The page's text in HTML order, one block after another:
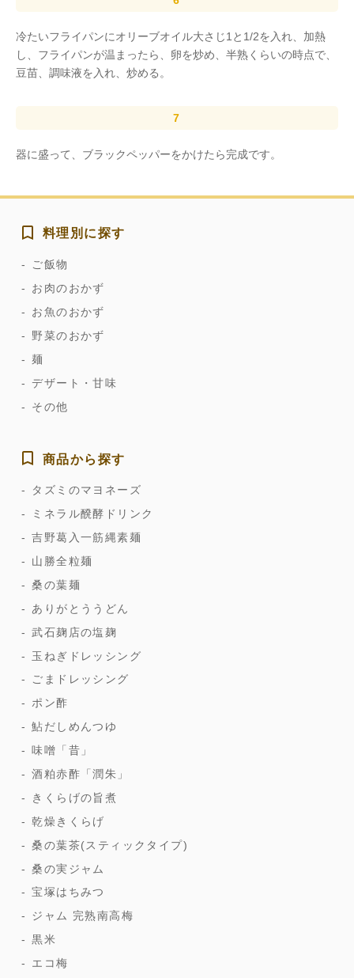
冷たいフライパンにオリーブオイル大さじ1と1/2を入れ、加熱
し、フライパンが温まったら、卵を炒め、半熟くらいの時点で、
豆苗、調味液を入れ、炒める。
器に盛って、ブラックペッパーをかけたら完成です。
料理別に探す
ご飯物
お肉のおかず
お魚のおかず
野菜のおかず
麺
デザート・甘味
その他
商品から探す
タズミのマヨネーズ
ミネラル醗酵ドリンク
吉野葛入一筋縄素麺
山勝全粒麺
桑の葉麺
ありがとううどん
武石麹店の塩麹
玉ねぎドレッシング
ごまドレッシング
ポン酢
鮎だしめんつゆ
味噌「昔」
酒粕赤酢「潤朱」
きくらげの旨煮
乾燥きくらげ
桑の葉茶(スティックタイプ)
桑の実ジャム
宝塚はちみつ
ジャム 完熟南高梅
黒米
エコ梅